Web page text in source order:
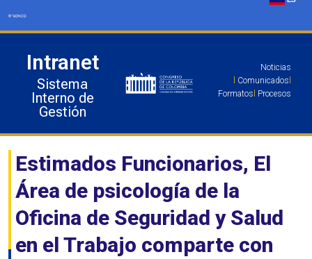
Intranet
Sistema
Interno de
Gestión
Noticias
Comunicados
Formatos Procesos
Estimados Funcionarios, El
Área de psicología de la
Oficina de Seguridad y Salud
en el Trabajo comparte con